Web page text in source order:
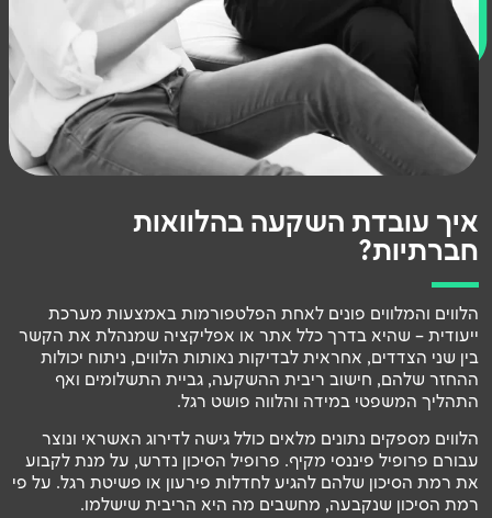
איך עובדת השקעה בהלוואות
חברתיות?
הלווים והמלווים פונים לאחת הפלטפורמות באמצעות מערכת
ייעודית – שהיא בדרך כלל אתר או אפליקציה שמנהלת את הקשר
בין שני הצדדים, אחראית לבדיקות נאותות הלווים, ניתוח יכולות
ההחזר שלהם, חישוב ריבית ההשקעה, גביית התשלומים ואף
התהליך המשפטי במידה והלווה פושט רגל.
הלווים מספקים נתונים מלאים כולל גישה לדירוג האשראי ונוצר
עבורם פרופיל פיננסי מקיף. פרופיל הסיכון נדרש, על מנת לקבוע
את רמת הסיכון שלהם להגיע לחדלות פירעון או פשיטת רגל. על פי
רמת הסיכון שנקבעה, מחשבים מה היא הריבית שישלמו.